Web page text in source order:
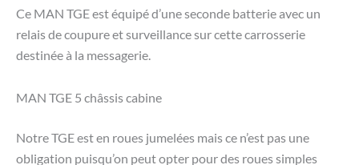
Ce MAN TGE est équipé d’une seconde batterie avec un
relais de coupure et surveillance sur cette carrosserie
destinée à la messagerie.
MAN TGE 5 châssis cabine
Notre TGE est en roues jumelées mais ce n’est pas une
obligation puisqu’on peut opter pour des roues simples